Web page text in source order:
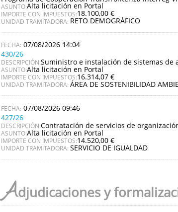
ASUNTO:Alta licitación en Portal
IMPORTE CON IMPUESTOS:18.100,00 €
UNIDAD TRAMITADORA: RETO DEMOGRÁFICO
07/08/2026 14:04
430/26
DESCRIPCIÓN:Suministro e instalación de sistemas de
ASUNTO:Alta licitación en Portal
IMPORTE CON IMPUESTOS:16.314,07 €
UNIDAD TRAMITADORA: ÁREA DE SOSTENIBILIDAD
07/08/2026 09:46
427/26
DESCRIPCIÓN:Contratación de servicios de
ASUNTO:Alta licitación en Portal
IMPORTE CON IMPUESTOS:14.520,00 €
UNIDAD TRAMITADORA: SERVICIO DE IGUALDAD
Adjudicaciones y